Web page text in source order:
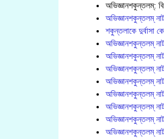
অভিজ্ঞানশকুন্তলম্:
অভিজ্ঞানশকুন্তলম্
শকুন্তলাকে দুর্বাসা
অভিজ্ঞানশকুন্তলম্
অভিজ্ঞানশকুন্তলম্
অভিজ্ঞানশকুন্তলম্
অভিজ্ঞানশকুন্তলম্
অভিজ্ঞানশকুন্তলম্
অভিজ্ঞানশকুন্তলম্
অভিজ্ঞানশকুন্তলম্
অভিজ্ঞানশকুন্তলম্